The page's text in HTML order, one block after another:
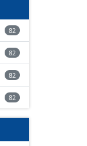
82
82
82
82